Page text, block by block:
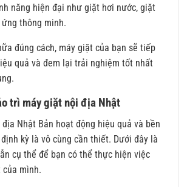
năng hiện đại như giặt hơi nước, giặt
thông minh.
đúng cách, máy giặt của bạn sẽ tiếp
quả và đem lại trải nghiệm tốt nhất
trì máy giặt nội địa Nhật
Nhật Bản hoạt động hiệu quả và bền
kỳ là vô cùng cần thiết. Dưới đây là
cụ thể để bạn có thể thực hiện việc
mình.